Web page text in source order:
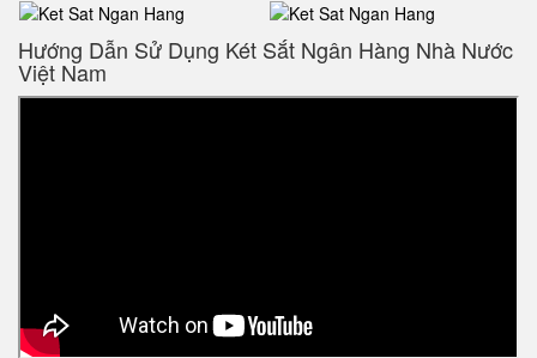
Hướng Dẫn Sử Dụng Két Sắt Ngân Hàng Nhà Nước
Việt Nam